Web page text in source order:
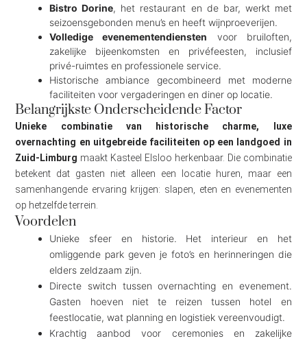
Bistro Dorine, het restaurant en de bar, werkt met
seizoensgebonden menu’s en heeft wijnproeverijen.
Volledige evenementendiensten voor bruiloften,
zakelijke bijeenkomsten en privéfeesten, inclusief
privé-ruimtes en professionele service.
Historische ambiance gecombineerd met moderne
faciliteiten voor vergaderingen en diner op locatie.
Belangrijkste Onderscheidende Factor
Unieke combinatie van historische charme, luxe
overnachting en uitgebreide faciliteiten op een landgoed in
Zuid-Limburg maakt Kasteel Elsloo herkenbaar. Die combinatie
betekent dat gasten niet alleen een locatie huren, maar een
samenhangende ervaring krijgen: slapen, eten en evenementen
op hetzelfde terrein.
Voordelen
Unieke sfeer en historie. Het interieur en het
omliggende park geven je foto’s en herinneringen die
elders zeldzaam zijn.
Directe switch tussen overnachting en evenement.
Gasten hoeven niet te reizen tussen hotel en
feestlocatie, wat planning en logistiek vereenvoudigt.
Krachtig aanbod voor ceremonies en zakelijke